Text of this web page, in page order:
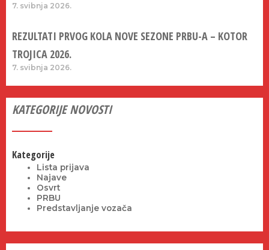
7. svibnja 2026.
REZULTATI PRVOG KOLA NOVE SEZONE PRBU-A – KOTOR
TROJICA 2026.
7. svibnja 2026.
KATEGORIJE NOVOSTI
Kategorije
Lista prijava
Najave
Osvrt
PRBU
Predstavljanje vozača